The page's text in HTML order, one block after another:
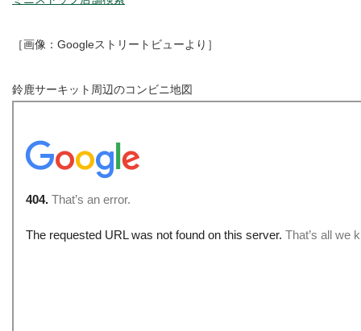
［画像：Googleストリートビューより］
鈴鹿サーキット周辺のコンビニ地図